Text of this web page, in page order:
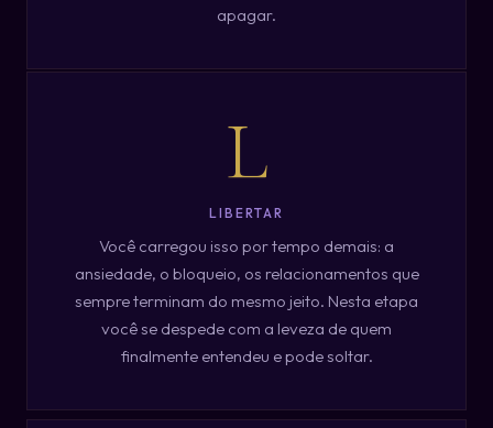
apagar.
L
LIBERTAR
Você carregou isso por tempo demais: a
ansiedade, o bloqueio, os relacionamentos que
sempre terminam do mesmo jeito. Nesta etapa
você se despede com a leveza de quem
finalmente entendeu e pode soltar.